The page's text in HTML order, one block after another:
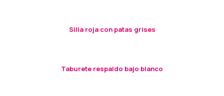
Silla roja con patas grises
Taburete respaldo bajo blanco